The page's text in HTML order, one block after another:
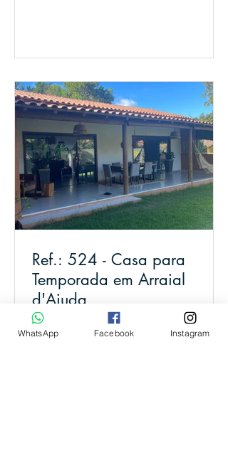
Ref.: 524 - Casa para
Temporada em Arraial
d'Ajuda
Reserve essa linda casa para suas
férias ou Réveillon !!! Casa Térrea
WhatsApp Facebook Instagram